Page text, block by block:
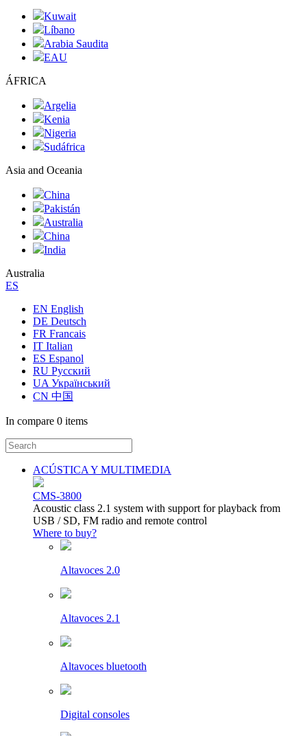
Kuwait
Líbano
Arabia Saudita
EAU
ÁFRICA
Argelia
Kenia
Nigeria
Sudáfrica
Asia and Oceania
China
Pakistán
Australia
China
India
Australia
ES
EN English
DE Deutsch
FR Francais
IT Italian
ES Espanol
RU Русский
UA Український
CN 中国
In compare 0 items
ACÚSTICA Y MULTIMEDIA
CMS-3800
Acoustic class 2.1 system with support for playback from
USB / SD, FM radio and remote control
Where to buy?
Altavoces 2.0
Altavoces 2.1
Altavoces bluetooth
Digital consoles